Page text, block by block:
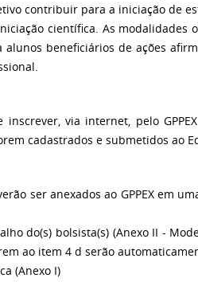
contribuir para a iniciação de
científica. As modalidades
alunos beneficiários de ações
inscrever, via internet, pelo
cadastrados e submetidos ao
ser anexados ao GPPEX em
do(s) bolsista(s) (Anexo II -
ao item 4 d serão
(Anexo I)